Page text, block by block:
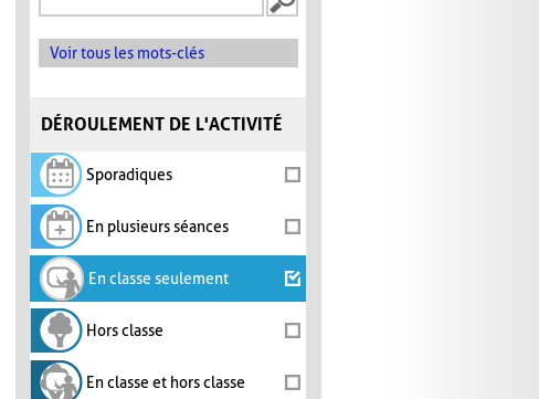
Voir tous les mots-clés
DÉROULEMENT DE L'ACTIVITÉ
Sporadiques
En plusieurs séances
En classe seulement
Hors classe
En classe et hors classe